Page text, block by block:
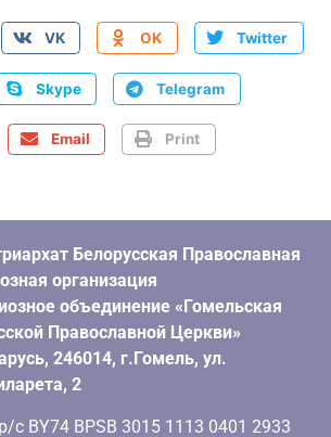
VK OK Twitter
Skype Telegram
Email Print
Белорусская Православная
организация
объединение «Гомельская
Православной Церкви»
246014, г.Гомель, ул.
2
с BY74 BPSB 3015 1113 0401 2933